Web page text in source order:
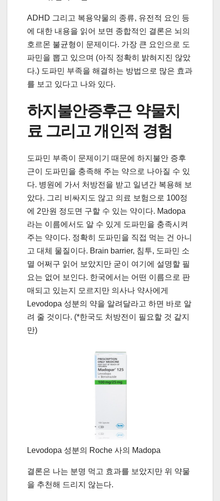
ADHD 그리고 복용약물의 종류, 유전적 요인 등
에 대한 내용을 읽어 보면 종합적인 결론은 뇌의
호르몬 불균형이 문제이다. 가장 큰 요인으로 도
파민을 뽑고 있으며 (아직 정확히 밝혀지진 않았
다.) 도파민 부족을 해결하는 방법으로 많은 효과
를 보고 있다고 나와 있다.
하지불안증후근 약물치
료 그리고 개인적 경험
도파민 부족이 문제이기 때문에 하지불안 증후
근이 도파민을 충족해 주는 약으로 나아질 수 있
다. 병원에 가서 처방전을 받고 일년간 복용해 보
았다. 그리 비싸지도 않고 의료 보험으로 100정
에 2만원 정도면 구할 수 있는 약이다. Madopa
라는 이름에서도 알 수 있게 도파민을 충족시켜
주는 약이다. 정확히 도파민을 직접 먹는 건 아니
고 대체 물질이다. Brain barrier, 침투, 도파민 소
멸 어쩌구 읽어 보았지만 굳이 여기에 설명할 필
요는 없어 보인다. 한국에서는 어떤 이름으로 판
매되고 있는지 모르지만 의사나 약사에게
Levodopa 성분의 약을 알려달라고 하면 바로 알
려 줄 것이다. (*한국도 처방전이 필요할 것 같지
만)
Levodopa 성분의 Roche 사의 Madopa
결론은 나는 분명 먹고 효과를 보았지만 위 약물
을 추천해 드리지 않는다.